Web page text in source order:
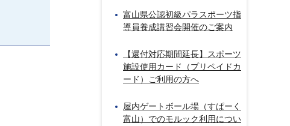
富山県公認初級パラスポーツ指
導員養成講習会開催のご案内
【還付対応期間延長】スポーツ
施設使用カード（プリペイドカ
ード）ご利用の方へ
屋内ゲートボール場（すぱーく
富山）でのモルック利用につい